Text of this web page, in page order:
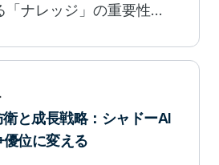
「ナレッジ」の重要性
ンAI）の選択肢など、企
ームの製品「Teradata
Platofmr」の
と成長戦略：シャドーAI
位に変える